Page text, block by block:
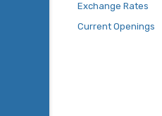
Exchange Rates
Current Openings